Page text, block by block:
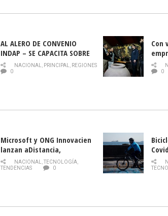
AL ALERO DE CONVENIO
INDAP – SE CAPACITA SOBRE
PLAGA DROSOPHILA SUZUKII
NACIONAL, PRINCIPAL, REGIONES
0
Con
y
0
Microsoft y ONG Innovacien
lanzan aDistancia,
plataforma con cursos
gratuitos online sobre
NACIONAL,TECNOLOGÍA,
TENDENCIAS
0